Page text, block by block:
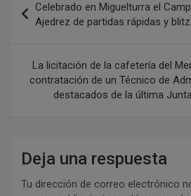
Celebrado en Miguelturra el
Ajedrez de partidas rápidas y blitz
La licitación de la cafetería del
contratación de un Técnico de
destacados de la última
Deja una respuesta
Tu dirección de correo electrónico